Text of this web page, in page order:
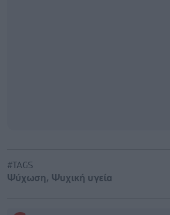
#TAGS
Ψύχωση, Ψυχική υγεία